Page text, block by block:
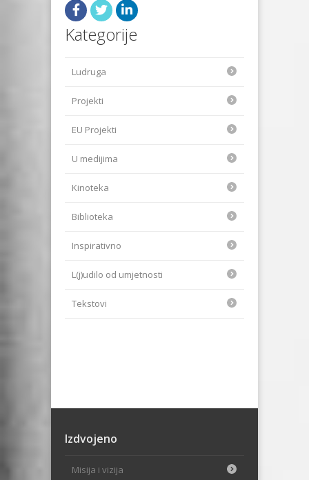
Kategorije
Ludruga
Projekti
EU Projekti
U medijima
Kinoteka
Biblioteka
Inspirativno
L(j)udilo od umjetnosti
Tekstovi
Izdvojeno
Misija i vizija